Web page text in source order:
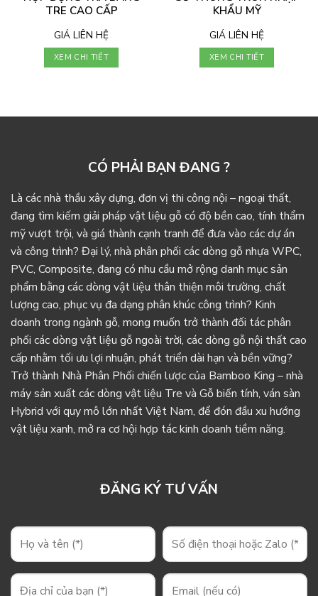
TRE CAO CẤP
GIÁ LIÊN HỆ
XEM CHI TIẾT
KHẨU MỸ
GIÁ LIÊN HỆ
XEM CHI TIẾT
CÓ PHẢI BẠN ĐANG ?
Là các nhà thầu xây dựng, đơn vị thi công nội – ngoại thất,
đang tìm kiếm giải pháp vật liệu gỗ có độ bền cao, tính thẩm
mỹ vượt trội, và giá thành cạnh tranh để đưa vào các dự án
và công trình? Đại lý, nhà phân phối các dòng gỗ nhựa WPC,
PVC, Composite, đang có nhu cầu mở rộng danh mục sản
phẩm bằng các dòng vật liệu thân thiện môi trường, chất
lượng cao, phục vụ đa dạng phân khúc công trình? Kinh
doanh trong ngành gỗ, mong muốn trở thành đối tác phân
phối các dòng vật liệu gỗ ngoài trời, các dòng gỗ nội thất cao
cấp nhằm tối ưu lợi nhuận, phát triển dài hạn và bền vững?
Trở thành Nhà Phân Phối chiến lược của Bamboo King – nhà
máy sản xuất các dòng vật liệu Tre và Gỗ biến tính, ván sàn
Hybrid với quy mô lớn nhất Việt Nam, để đón đầu xu hướng
vật liệu xanh, mở ra cơ hội hợp tác kinh doanh tiềm năng.
ĐĂNG KÝ TƯ VẤN